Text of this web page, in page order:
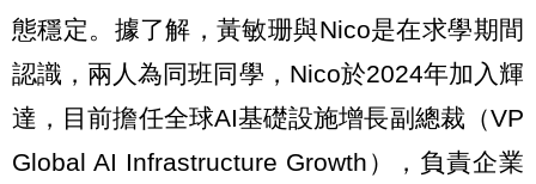
態穩定。據了解，黃敏珊與Nico是在求學期間
認識，兩人為同班同學，Nico於2024年加入輝
達，目前擔任全球AI基礎設施增長副總裁（VP
Global AI Infrastructure Growth），負責企業